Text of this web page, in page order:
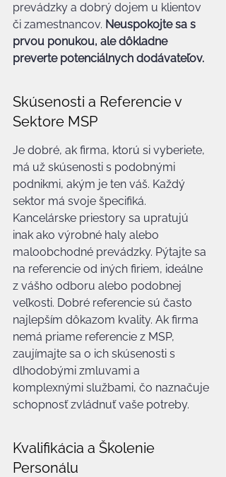
prevádzky a dobrý dojem u klientov
či zamestnancov. Neuspokojte sa s
prvou ponukou, ale dôkladne
preverte potenciálnych dodávateľov.
Skúsenosti a Referencie v
Sektore MSP
Je dobré, ak firma, ktorú si vyberiete,
má už skúsenosti s podobnými
podnikmi, akým je ten váš. Každý
sektor má svoje špecifiká.
Kancelárske priestory sa upratujú
inak ako výrobné haly alebo
maloobchodné prevádzky. Pýtajte sa
na referencie od iných firiem, ideálne
z vášho odboru alebo podobnej
veľkosti. Dobré referencie sú často
najlepším dôkazom kvality. Ak firma
nemá priame referencie z MSP,
zaujímajte sa o ich skúsenosti s
dlhodobými zmluvami a
komplexnými službami, čo naznačuje
schopnosť zvládnuť vaše potreby.
Kvalifikácia a Školenie
Personálu